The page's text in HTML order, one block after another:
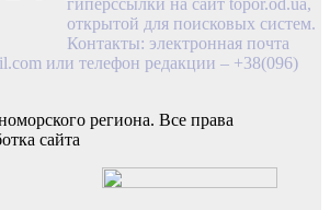
гиперссылки на сайт topor.od.ua,
открытой для поисковых систем.
Контакты: электронная почта
или телефон редакции – +38(096)
региона. Все права
сайта